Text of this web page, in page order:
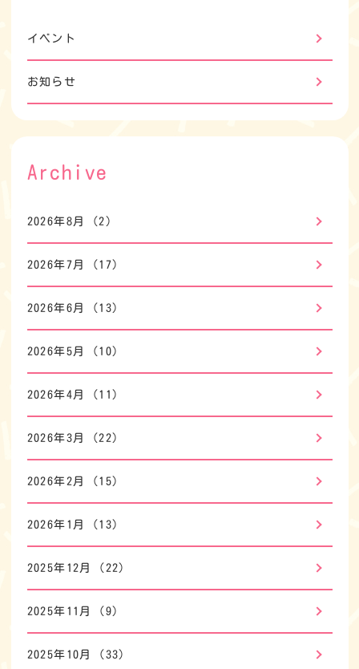
イベント
お知らせ
Archive
2026年8月 (2)
2026年7月 (17)
2026年6月 (13)
2026年5月 (10)
2026年4月 (11)
2026年3月 (22)
2026年2月 (15)
2026年1月 (13)
2025年12月 (22)
2025年11月 (9)
2025年10月 (33)